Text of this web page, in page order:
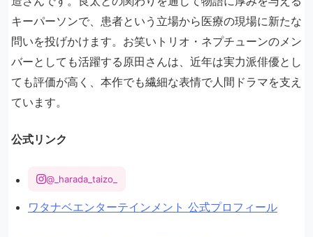
キーパーソンで、患者という立場から医療の現場に新たな
問いを投げかけます。お笑いトリオ・ネプチューンのメン
バーとしても活躍する原田さんは、近年は実力派俳優とし
ても評価が高く、本作でも繊細な表情で人間ドラマを支え
ています。
公式リンク
@_harada_taizo_
ワタナベエンターテインメント 公式プロフィール